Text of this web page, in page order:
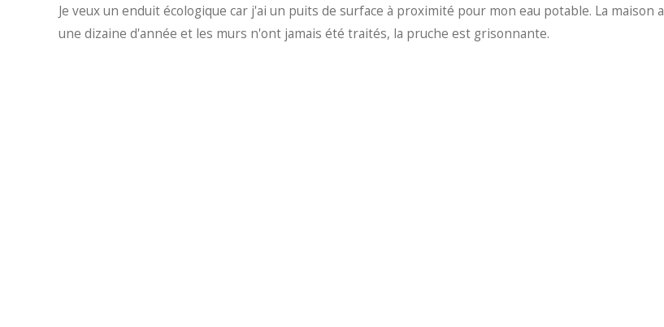
Je veux un enduit écologique car j'ai un puits de surface à proximité pour mon eau potable. La maison a
une dizaine d'année et les murs n'ont jamais été traités, la pruche est grisonnante.